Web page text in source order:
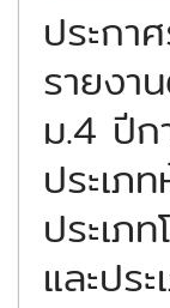
ประกา
รายงา
ม.4 ปี
ประเภ
ประเภ
และปร